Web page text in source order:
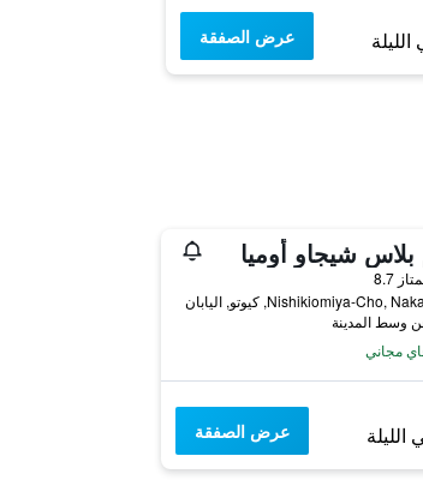
عرض الصفقة
شيجاو أوميا
8.7
مجاني
عرض الصفقة